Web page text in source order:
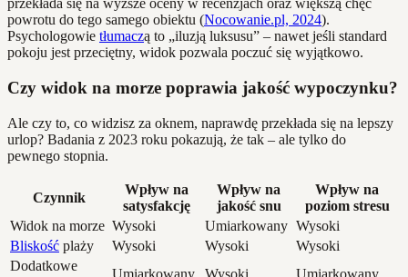
przekłada się na wyższe oceny w recenzjach oraz większą chęć
powrotu do tego samego obiektu (Nocowanie.pl, 2024).
Psychologowie tłumaczą to „iluzją luksusu” – nawet jeśli standard
pokoju jest przeciętny, widok pozwala poczuć się wyjątkowo.
Czy widok na morze poprawia jakość wypoczynku?
Ale czy to, co widzisz za oknem, naprawdę przekłada się na lepszy
urlop? Badania z 2023 roku pokazują, że tak – ale tylko do
pewnego stopnia.
Czynnik
Wpływ na
satysfakcję
Wpływ na
jakość snu
Wpływ na
poziom stresu
Widok na morze Wysoki Umiarkowany Wysoki
Bliskość plaży Wysoki Wysoki
Wysoki
Dodatkowe
Umiarkowany Wysoki Umiarkowany